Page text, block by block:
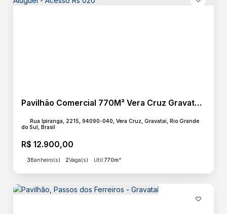
Pavilhão Comercial 770M² Vera Cruz Gravataí para Aluguel - Acesso Rs 020
R$ 12.900,00
Rua Ipiranga, 2215, 94090-040, Vera Cruz, Gravataí, Rio Grande
do Sul, Brasil
3Banheiro(s) 2Vaga(s) Útil:770m²